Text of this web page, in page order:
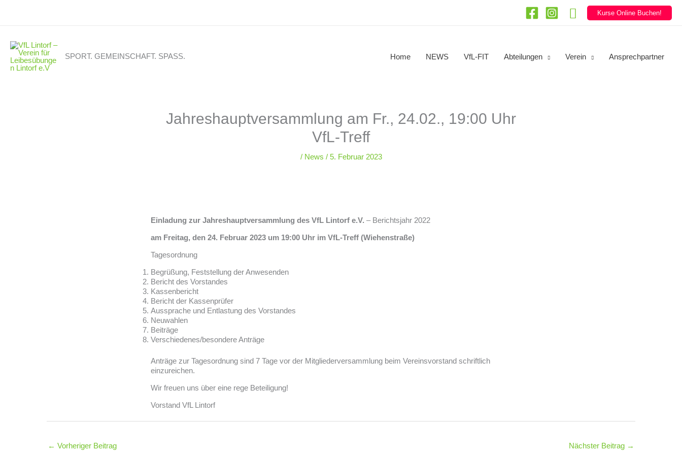
SuchenKurse Online Buchen!
SPORT. GEMEINSCHAFT. SPASS. Home NEWS VfL-FIT Abteilungen Verein Ansprechpartner
Jahreshauptversammlung am Fr., 24.02., 19:00 Uhr
VfL-Treff
/ News / 5. Februar 2023
Einladung zur Jahreshauptversammlung des VfL Lintorf e.V. – Berichtsjahr 2022
am Freitag, den 24. Februar 2023 um 19:00 Uhr im VfL-Treff (Wiehenstraße)
Tagesordnung
Begrüßung, Feststellung der Anwesenden
Bericht des Vorstandes
Kassenbericht
Bericht der Kassenprüfer
Aussprache und Entlastung des Vorstandes
Neuwahlen
Beiträge
Verschiedenes/besondere Anträge
Anträge zur Tagesordnung sind 7 Tage vor der Mitgliederversammlung beim Vereinsvorstand schriftlich
einzureichen.
Wir freuen uns über eine rege Beteiligung!
Vorstand VfL Lintorf
← Vorheriger Beitrag Nächster Beitrag →